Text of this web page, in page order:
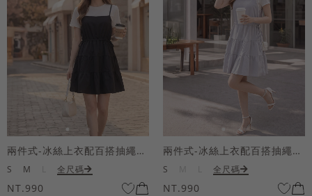
兩件式-冰絲上衣配百搭抽繩短洋裝
S M 全尺碼
NT.990
兩件式-冰絲上衣配百搭抽繩短洋裝
S 全尺碼
NT.990